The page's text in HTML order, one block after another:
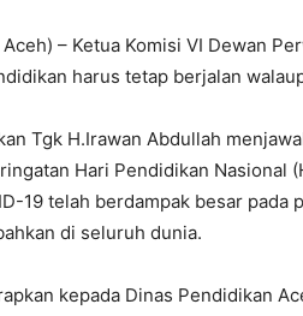
– Ketua Komisi VI Dewan
harus tetap berjalan
Tgk H.Irawan Abdullah
Hari Pendidikan Nasional
19 telah berdampak besar pada
di seluruh dunia.
kepada Dinas Pendidikan